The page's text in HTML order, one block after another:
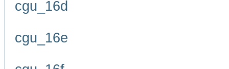
cgu_16d
cgu_16e